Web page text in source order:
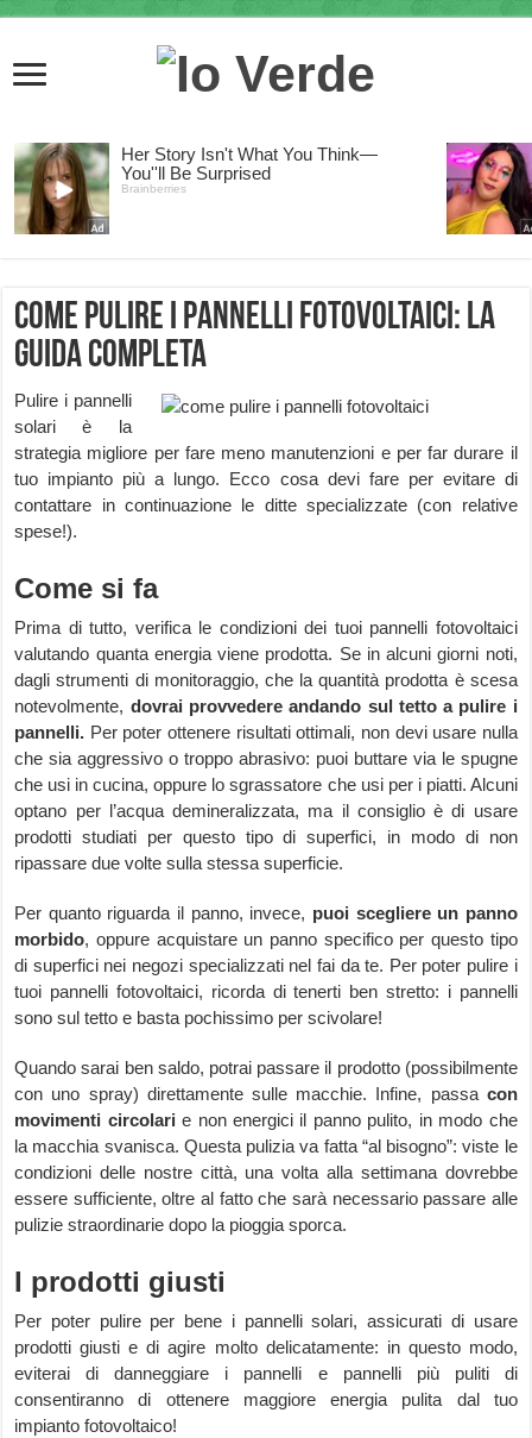
Come pulire i pannelli fotovoltaici: la
guida completa
Pulire i pannelli
solari è la
strategia migliore per fare meno manutenzioni e per far durare il
tuo impianto più a lungo. Ecco cosa devi fare per evitare di
contattare in continuazione le ditte specializzate (con relative
spese!).
Come si fa
Prima di tutto, verifica le condizioni dei tuoi pannelli fotovoltaici
valutando quanta energia viene prodotta. Se in alcuni giorni noti,
dagli strumenti di monitoraggio, che la quantità prodotta è scesa
notevolmente, dovrai provvedere andando sul tetto a pulire i
pannelli. Per poter ottenere risultati ottimali, non devi usare nulla
che sia aggressivo o troppo abrasivo: puoi buttare via le spugne
che usi in cucina, oppure lo sgrassatore che usi per i piatti. Alcuni
optano per l’acqua demineralizzata, ma il consiglio è di usare
prodotti studiati per questo tipo di superfici, in modo di non
ripassare due volte sulla stessa superficie.
Per quanto riguarda il panno, invece, puoi scegliere un panno
morbido, oppure acquistare un panno specifico per questo tipo
di superfici nei negozi specializzati nel fai da te. Per poter pulire i
tuoi pannelli fotovoltaici, ricorda di tenerti ben stretto: i pannelli
sono sul tetto e basta pochissimo per scivolare!
Quando sarai ben saldo, potrai passare il prodotto (possibilmente
con uno spray) direttamente sulle macchie. Infine, passa con
movimenti circolari e non energici il panno pulito, in modo che
la macchia svanisca. Questa pulizia va fatta “al bisogno”: viste le
condizioni delle nostre città, una volta alla settimana dovrebbe
essere sufficiente, oltre al fatto che sarà necessario passare alle
pulizie straordinarie dopo la pioggia sporca.
I prodotti giusti
Per poter pulire per bene i pannelli solari, assicurati di usare
prodotti giusti e di agire molto delicatamente: in questo modo,
eviterai di danneggiare i pannelli e pannelli più puliti di
consentiranno di ottenere maggiore energia pulita dal tuo
impianto fotovoltaico!